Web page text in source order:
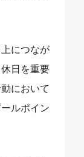
につなが
日を重要
において
ルポイン